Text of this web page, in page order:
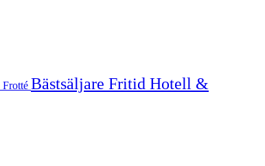
Frotté Bästsäljare Fritid Hotell &